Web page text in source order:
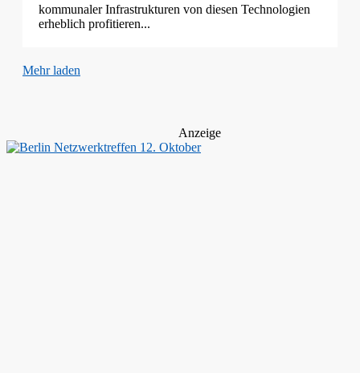
kommunaler Infrastrukturen von diesen Technologien
erheblich profitieren...
Mehr laden
Anzeige